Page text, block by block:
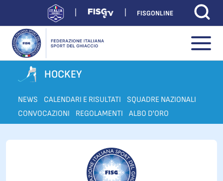
FISGONLINE
HOCKEY
NEWS CALENDARI E RISULTATI
SQUADRE NAZIONALI
CONVOCAZIONI
REGOLAMENTI ALBO D'ORO